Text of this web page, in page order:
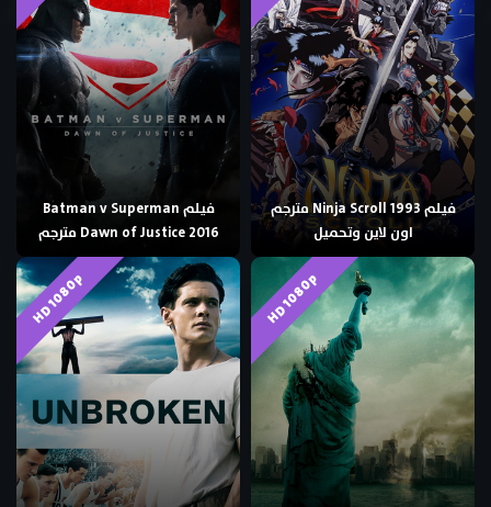
فيلم Ninja Scroll 1993 مترجم
اون لاين وتحميل
فيلم Batman v Superman
Dawn of Justice 2016 مترجم
HD 1080p
HD 1080p